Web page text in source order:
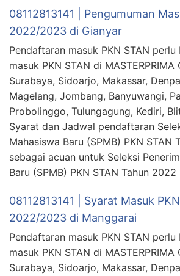
08112813141 | Pengumuman
2022/2023 di Gianyar
Pendaftaran masuk PKN STAN
masuk PKN STAN di MASTERPRIMA
Surabaya, Sidoarjo, Makassar,
Magelang, Jombang, Banyuwangi,
Probolinggo, Tulungagung, Kediri,
Syarat dan Jadwal pendaftaran
Mahasiswa Baru (SPMB) PKN STAN
sebagai acuan untuk Seleksi
Baru (SPMB) PKN STAN Tahun
08112813141 | Syarat Masuk
2022/2023 di Manggarai
Pendaftaran masuk PKN STAN
masuk PKN STAN di MASTERPRIMA
Surabaya, Sidoarjo, Makassar,